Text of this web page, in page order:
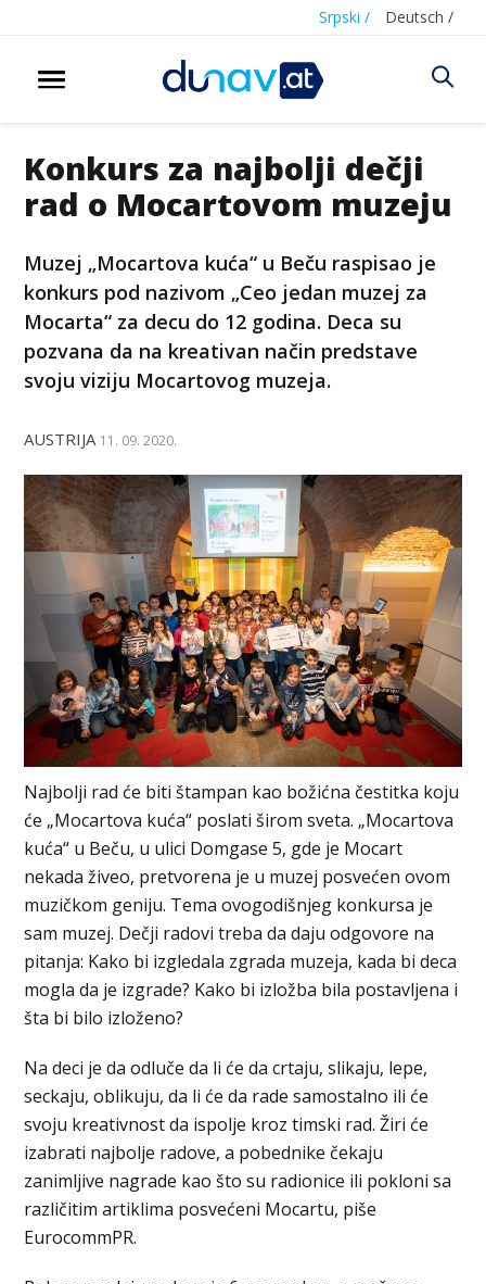
Srpski / Deutsch /
Konkurs za najbolji dečji
rad o Mocartovom muzeju
Muzej „Mocartova kuća“ u Beču raspisao je
konkurs pod nazivom „Ceo jedan muzej za
Mocarta“ za decu do 12 godina. Deca su
pozvana da na kreativan način predstave
svoju viziju Mocartovog muzeja.
AUSTRIJA 11. 09. 2020.
Najbolji rad će biti štampan kao božićna čestitka koju
će „Mocartova kuća“ poslati širom sveta. „Mocartova
kuća“ u Beču, u ulici Domgase 5, gde je Mocart
nekada živeo, pretvorena je u muzej posvećen ovom
muzičkom geniju. Tema ovogodišnjeg konkursa je
sam muzej. Dečji radovi treba da daju odgovore na
pitanja: Kako bi izgledala zgrada muzeja, kada bi deca
mogla da je izgrade? Kako bi izložba bila postavljena i
šta bi bilo izloženo?
Na deci je da odluče da li će da crtaju, slikaju, lepe,
seckaju, oblikuju, da li će da rade samostalno ili će
svoju kreativnost da ispolje kroz timski rad. Žiri će
izabrati najbolje radove, a pobednike čekaju
zanimljive nagrade kao što su radionice ili pokloni sa
različitim artiklima posvećeni Mocartu, piše
EurocommPR.